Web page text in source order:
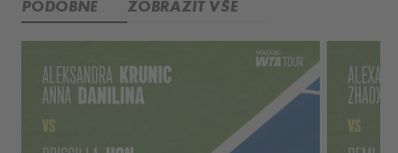
PODOBNÉ ZOBRAZIT VŠE